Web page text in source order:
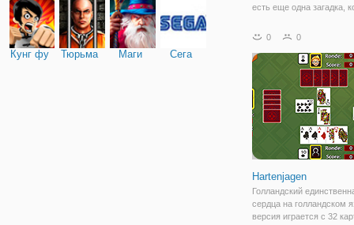
Кунг фу Тюрьма Маги Сега
есть еще одна загадка,
по всему миру, чтобы
самое интересное, что
сделать по пути! Кроме
0 0
Hartenjagen
Голландский
сердца на голландском
версия играется с 32